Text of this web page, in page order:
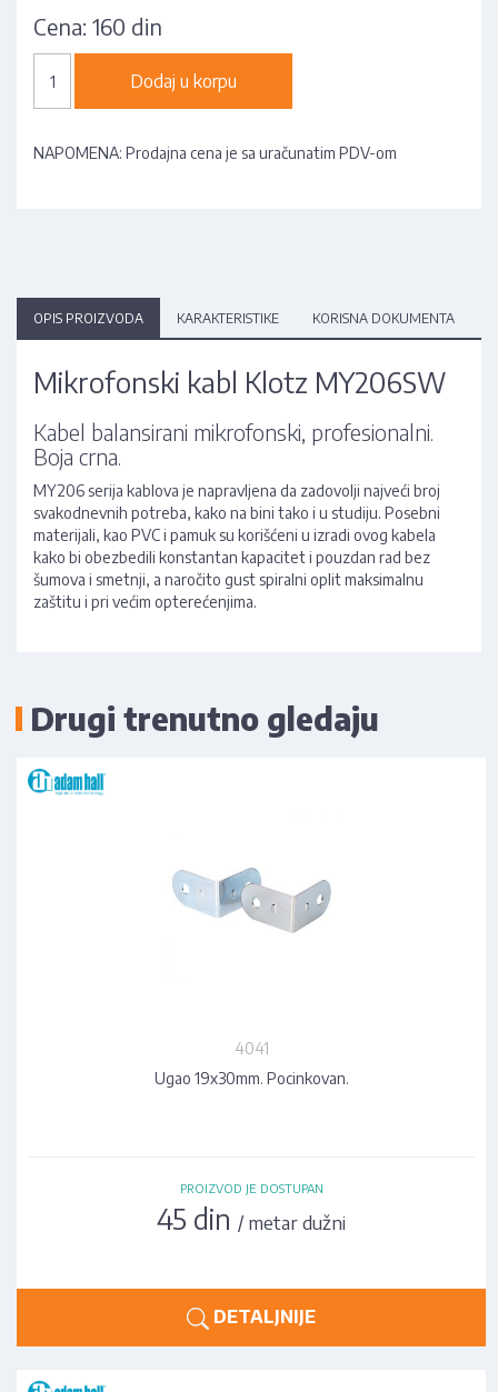
Cena: 160 din
Dodaj u korpu
NAPOMENA: Prodajna cena je sa uračunatim PDV-om
OPIS PROIZVODA KARAKTERISTIKE KORISNA DOKUMENTA
Mikrofonski kabl Klotz MY206SW
Kabel balansirani mikrofonski, profesionalni.
Boja crna.
MY206 serija kablova je napravljena da zadovolji najveći broj
svakodnevnih potreba, kako na bini tako i u studiju. Posebni
materijali, kao PVC i pamuk su korišćeni u izradi ovog kabela
kako bi obezbedili konstantan kapacitet i pouzdan rad bez
šumova i smetnji, a naročito gust spiralni oplit maksimalnu
zaštitu i pri većim opterećenjima.
Drugi trenutno gledaju
4041
Ugao 19x30mm. Pocinkovan.
PROIZVOD JE DOSTUPAN
45 din / metar dužni
DETALJNIJE